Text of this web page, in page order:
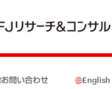
お問い合わせ English